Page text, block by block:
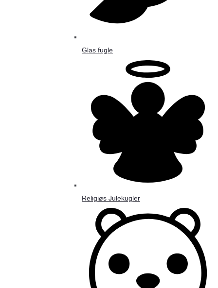
Glas fugle
Religiøs Julekugler